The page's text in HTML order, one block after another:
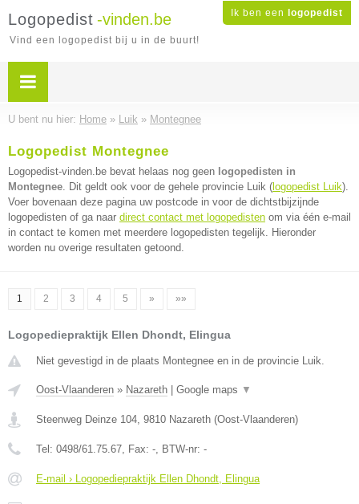
Ik ben een logopedist
Logopedist -vinden.be
Vind een logopedist bij u in de buurt!
U bent nu hier: Home » Luik » Montegnee
Logopedist Montegnee
Logopedist-vinden.be bevat helaas nog geen logopedisten in
Montegnee. Dit geldt ook voor de gehele provincie Luik ( logopedist Luik).
Voer bovenaan deze pagina uw postcode in voor de dichtstbijzijnde
logopedisten of ga naar direct contact met logopedisten om via één e-mail
in contact te komen met meerdere logopedisten tegelijk. Hieronder
worden nu overige resultaten getoond.
1 2 3 4 5 » »»
Logopediepraktijk Ellen Dhondt, Elingua
Niet gevestigd in de plaats Montegnee en in de provincie Luik.
Oost-Vlaanderen » Nazareth Google maps ▼
Steenweg Deinze 104, 9810 Nazareth (Oost-Vlaanderen)
Tel: 0498/61.75.67, Fax: -, BTW-nr: -
E-mail › Logopediepraktijk Ellen Dhondt, Elingua